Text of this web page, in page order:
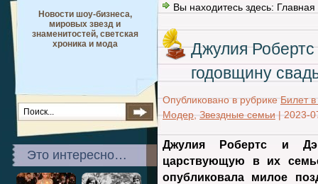
Новости шоу-бизнеса,
мировых звезд и
знаменитостей, светская
хроника и мода
Это интересно…
Вы находитесь здесь: Главная
Джулия
годовщину
Опубликовано в рубрике Билет
Модер Звездные семьи | 2023-
Джулия Робертс и
царствующую в их
опубликовала милое